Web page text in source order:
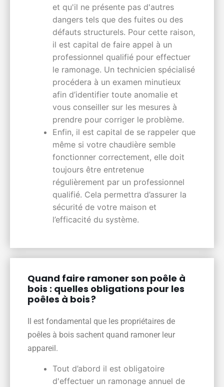
et qu'il ne présente pas d'autres
dangers tels que des fuites ou des
défauts structurels. Pour cette raison,
il est capital de faire appel à un
professionnel qualifié pour effectuer
le ramonage. Un technicien spécialisé
procédera à un examen minutieux
afin d’identifier toute anomalie et
vous conseiller sur les mesures à
prendre pour corriger le problème.
Enfin, il est capital de se rappeler que
même si votre chaudière semble
fonctionner correctement, elle doit
toujours être entretenue
régulièrement par un professionnel
qualifié. Cela permettra d’assurer la
sécurité de votre maison et
l’efficacité du système.
Quand faire ramoner son poêle à
bois : quelles obligations pour les
poêles à bois ?
Il est fondamental que les propriétaires de
poêles à bois sachent quand ramoner leur
appareil.
Tout d’abord il est obligatoire
d'effectuer un ramonage annuel de